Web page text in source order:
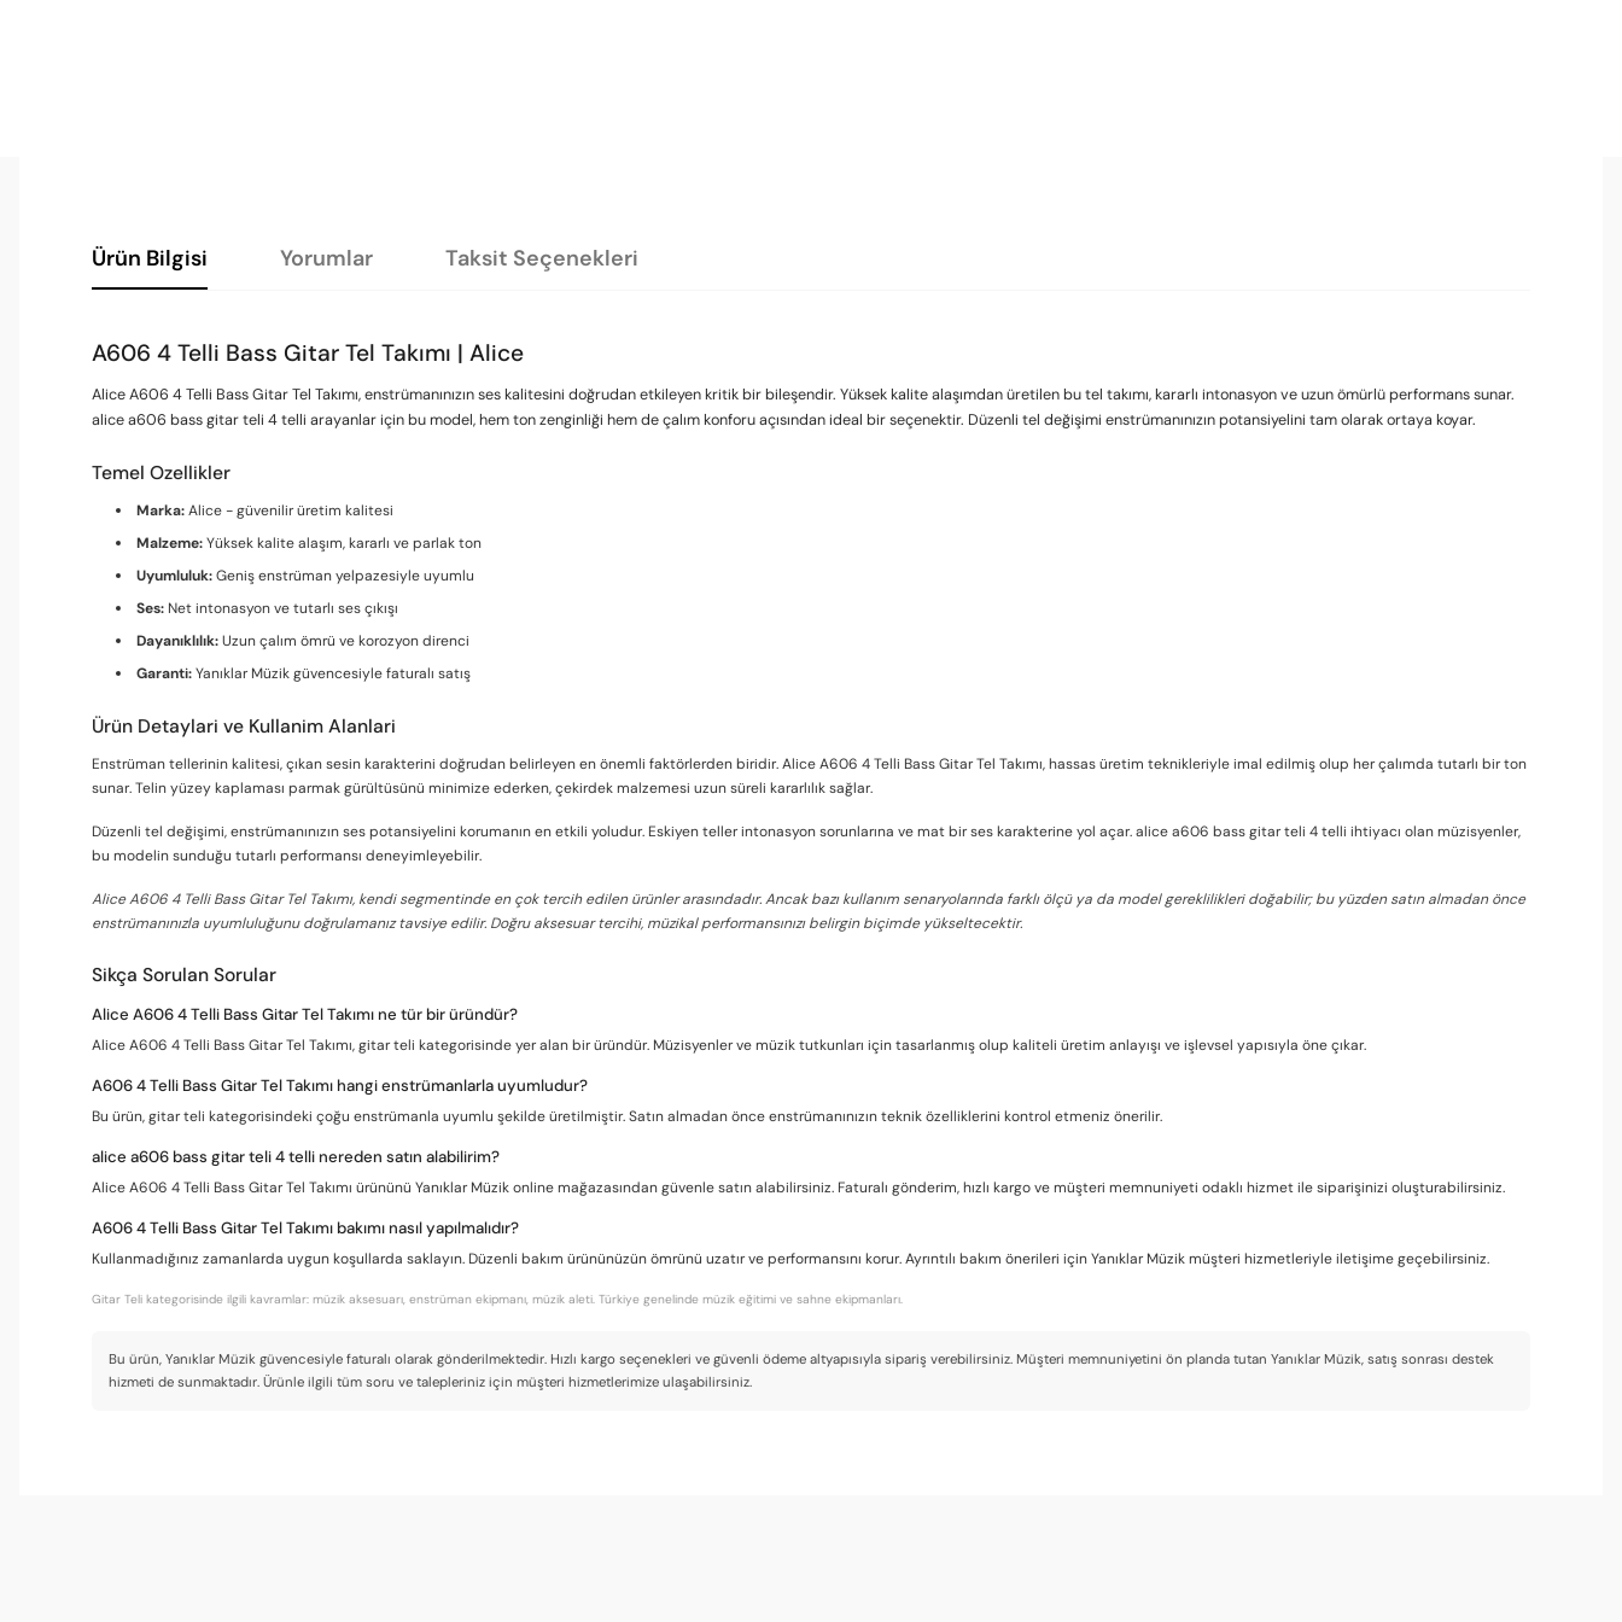
Ürün Bilgisi Yorumlar Taksit Seçenekleri
A606 4 Telli Bass Gitar Tel Takımı | Alice
Alice A606 4 Telli Bass Gitar Tel Takımı, enstrümanınızın ses kalitesini doğrudan etkileyen kritik bir bileşendir. Yüksek kalite alaşımdan üretilen bu tel takımı, kararlı intonasyon ve uzun ömürlü performans sunar.
alice a606 bass gitar teli 4 telli arayanlar için bu model, hem ton zenginliği hem de çalım konforu açısından ideal bir seçenektir. Düzenli tel değişimi enstrümanınızın potansiyelini tam olarak ortaya koyar.
Temel Ozellikler
Marka:Alice - güvenilir üretim kalitesi
Malzeme:Yüksek kalite alaşım, kararlı ve parlak ton
Uyumluluk:Geniş enstrüman yelpazesiyle uyumlu
Ses: Net intonasyon ve tutarlı ses çıkışı
Dayanıklılık:Uzun çalım ömrü ve korozyon direnci
Garanti:Yanıklar Müzik güvencesiyle faturalı satış
Ürün Detaylari ve Kullanim Alanlari
Enstrüman tellerinin kalitesi, çıkan sesin karakterini doğrudan belirleyen en önemli faktörlerden biridir. Alice A606 4 Telli Bass Gitar Tel Takımı, hassas üretim teknikleriyle imal edilmiş olup her çalımda tutarlı bir ton
sunar. Telin yüzey kaplaması parmak gürültüsünü minimize ederken, çekirdek malzemesi uzun süreli kararlılık sağlar.
Düzenli tel değişimi, enstrümanınızın ses potansiyelini korumanın en etkili yoludur. Eskiyen teller intonasyon sorunlarına ve mat bir ses karakterine yol açar. alice a606 bass gitar teli 4 telli ihtiyacı olan müzisyenler,
bu modelin sunduğu tutarlı performansı deneyimleyebilir.
Alice A606 4 Telli Bass Gitar Tel Takımı, kendi segmentinde en çok tercih edilen ürünler arasındadır. Ancak bazı kullanım senaryolarında farklı ölçü ya da model gereklilikleri doğabilir; bu yüzden satın almadan önce
enstrümanınızla uyumluluğunu doğrulamanız tavsiye edilir. Doğru aksesuar tercihi, müzikal performansınızı belirgin biçimde yükseltecektir.
Sikça Sorulan Sorular
Alice A606 4 Telli Bass Gitar Tel Takımı ne tür bir üründür?
Alice A606 4 Telli Bass Gitar Tel Takımı, gitar teli kategorisinde yer alan bir üründür. Müzisyenler ve müzik tutkunları için tasarlanmış olup kaliteli üretim anlayışı ve işlevsel yapısıyla öne çıkar.
A606 4 Telli Bass Gitar Tel Takımı hangi enstrümanlarla uyumludur?
Bu ürün, gitar teli kategorisindeki çoğu enstrümanla uyumlu şekilde üretilmiştir. Satın almadan önce enstrümanınızın teknik özelliklerini kontrol etmeniz önerilir.
alice a606 bass gitar teli 4 telli nereden satın alabilirim?
Alice A606 4 Telli Bass Gitar Tel Takımı ürününü Yanıklar Müzik online mağazasından güvenle satın alabilirsiniz. Faturalı gönderim, hızlı kargo ve müşteri memnuniyeti odaklı hizmet ile siparişinizi oluşturabilirsiniz.
A606 4 Telli Bass Gitar Tel Takımı bakımı nasıl yapılmalıdır?
Kullanmadığınız zamanlarda uygun koşullarda saklayın. Düzenli bakım ürününüzün ömrünü uzatır ve performansını korur. Ayrıntılı bakım önerileri için Yanıklar Müzik müşteri hizmetleriyle iletişime geçebilirsiniz.
Gitar Teli kategorisinde ilgili kavramlar: müzik aksesuarı, enstrüman ekipmanı, müzik aleti. Türkiye genelinde müzik eğitimi ve sahne ekipmanları.
Bu ürün, Yanıklar Müzik güvencesiyle faturalı olarak gönderilmektedir. Hızlı kargo seçenekleri ve güvenli ödeme altyapısıyla sipariş verebilirsiniz. Müşteri memnuniyetini ön planda tutan Yanıklar Müzik, satış sonrası destek
hizmeti de sunmaktadır. Ürünle ilgili tüm soru ve talepleriniz için müşteri hizmetlerimize ulaşabilirsiniz.